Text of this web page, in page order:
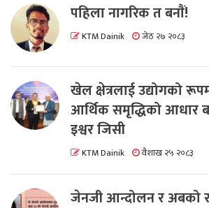
पहिला नागरिक त बनाैं!
KTM Dainik जेठ २७ २०८३
खेल क्षेत्रलाई उद्योगको
आर्थिक समृद्धिको आधार
इश्वर जिसी
KTM Dainik वैशाख २५ २०८३
जेनजी आन्दोलन र अबको